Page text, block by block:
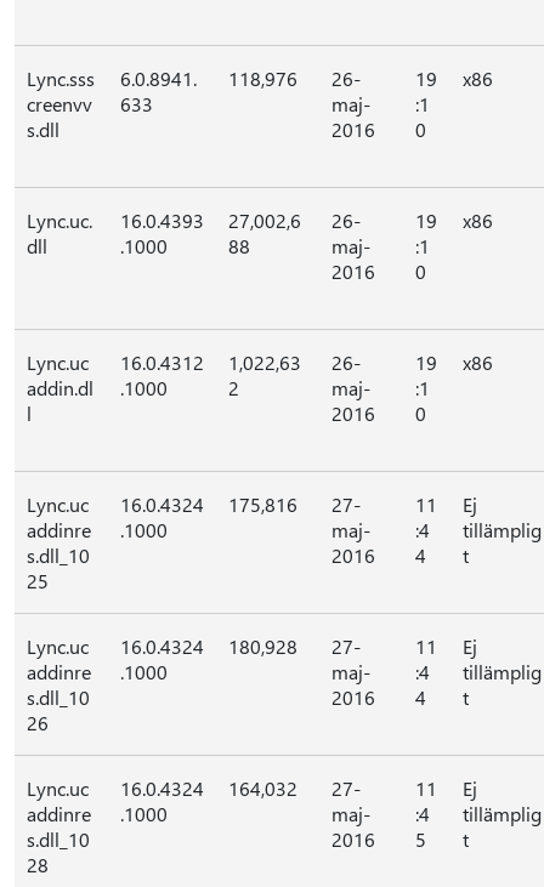
Lync.sss
creenvv
s.dll
6.0.8941.
633
118,976
26-
maj-
2016
19
:1
0
x86
Lync.uc.
dll
16.0.4393
.1000
27,002,6
88
26-
maj-
2016
19
:1
0
x86
Lync.uc
addin.dl
l
16.0.4312
.1000
1,022,63
2
26-
maj-
2016
19
:1
0
x86
Lync.uc
addinre
s.dll_10
25
16.0.4324
.1000
175,816
27-
maj-
2016
11
:4
4
Ej
tillämplig
t
Lync.uc
addinre
s.dll_10
26
16.0.4324
.1000
180,928
27-
maj-
2016
11
:4
4
Ej
tillämplig
t
Lync.uc
addinre
s.dll_10
28
16.0.4324
.1000
164,032
27-
maj-
2016
11
:4
5
Ej
tillämplig
t